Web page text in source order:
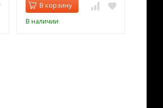
В корзину
В наличии